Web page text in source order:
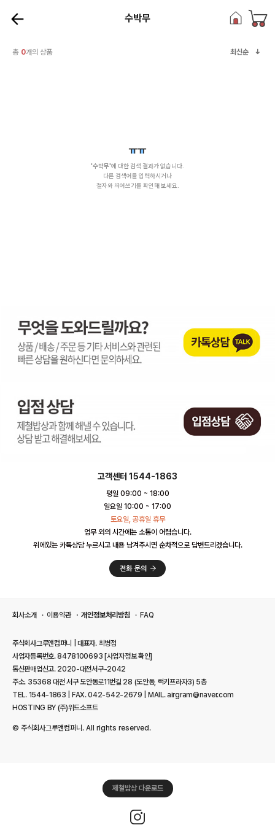
수박무
총 0개의 상품 최신순
수박무 에 대한 검색 결과가 없습니다.
다른 검색어를 입력하시거나
철자와 띄어쓰기를 확인해 보세요.
고객센터 1544-1863
평일 09:00 ~ 18:00
일요일 10:00 ~ 17:00
토요일, 공휴일 휴무
업무 외의 시간에는 소통이 어렵습니다.
위에있는 카톡상담 누르시고 내용 남겨주시면 순차적으로 답변드리겠습니다.
회사소개 이용약관 개인정보처리방침 FAQ
주식회사그루앤컴퍼니 | 대표자. 최병점
사업자등록번호. 8478100693 [사업자정보 확인]
통신판매업신고. 2020-대전서구-2042
주소. 35368 대전 서구 도안동로11번길 28 (도안동, 럭키프라자3) 5층
TEL. 1544-1863 | FAX. 042-542-2679 | MAIL. airgram@naver.com
HOSTING BY (주)위드소프트
© 주식회사그루앤컴퍼니. All rights reserved.
제철밥상 다운로드